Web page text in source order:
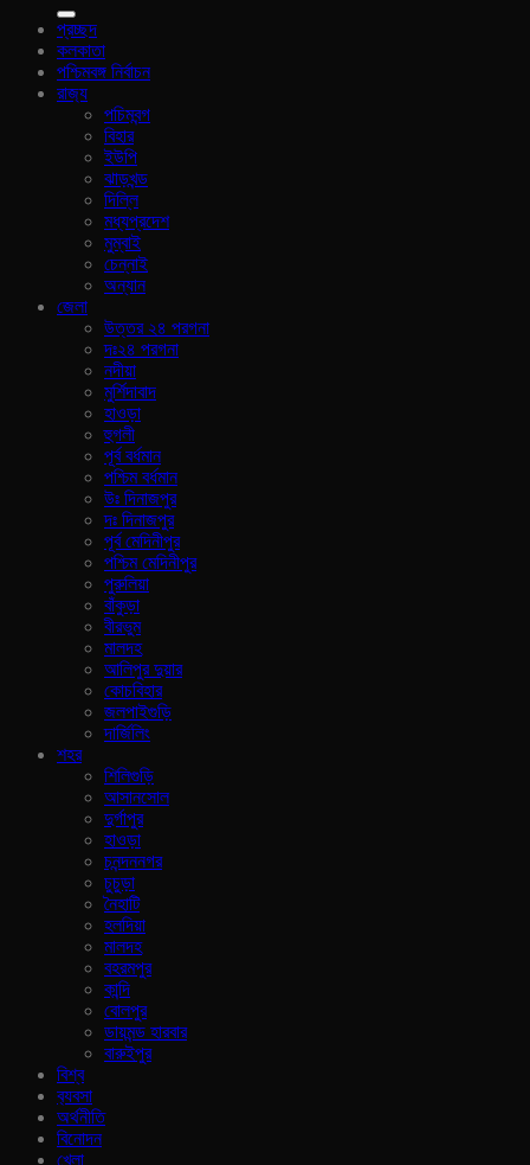
প্রচ্ছদ
কলকাতা
পশ্চিমবঙ্গ নির্বাচন
রাজ‍্য
পচিমবন্গ
বিহার
ইউপি
ঝাড়খন্ড
দিল্লি
মধ্যপ্রদেশ
মুম্বাই
চেন্নাই
অন্যান
জেলা
উত্তর ২৪ পরগনা
দঃ২৪ পরগনা
নদীয়া
মুর্শিদাবাদ
হাওড়া
হুগলী
পূর্ব বর্ধমান
পশ্চিম বর্ধমান
উঃ দিনাজপুর
দঃ দিনাজপুর
পূর্ব মেদিনীপুর
পশ্চিম মেদিনীপুর
পুরুলিয়া
বাঁকুড়া
বীরভুম
মালদহ
আলিপুর দুয়ার
কোচবিহার
জলপাইগুড়ি
দার্জিলিং
শহর
শিলিগুড়ি
আসানসোল
দুর্গাপুর
হাওড়া
চনন্দননগর
চুচুড়া
নৈহাটি
হলদিয়া
মালদহ
বহরমপুর
কান্দি
বোলপুর
ডায়মন্ড হারবার
বারুইপুর
বিশ্ব
ব‍্যবসা
অর্থনীতি
বিনোদন
খেলা